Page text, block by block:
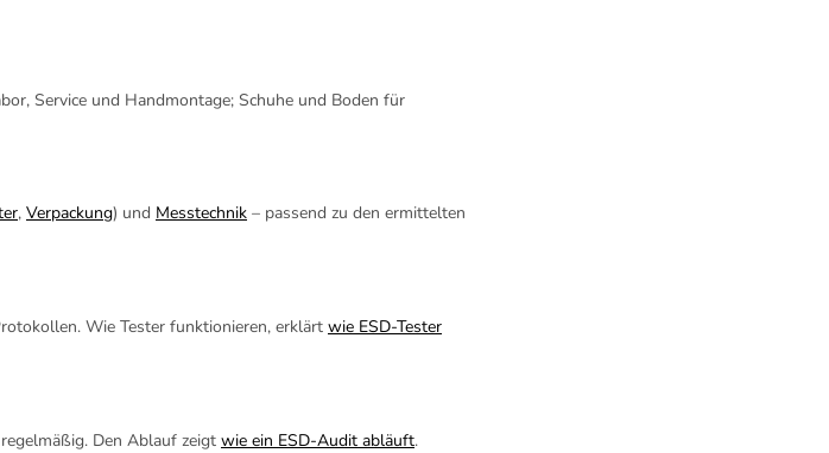
Service und Handmontage; Schuhe und Boden für
, Verpackung) und Messtechnik – passend zu den ermittelten
Wie Tester funktionieren, erklärt wie ESD-Tester
Den Ablauf zeigt wie ein ESD-Audit abläuft.